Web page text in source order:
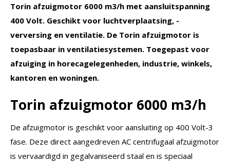
Torin afzuigmotor 6000 m3/h met aansluitspanning
400 Volt. Geschikt voor luchtverplaatsing, -
verversing en ventilatie. De Torin afzuigmotor is
toepasbaar in ventilatiesystemen. Toegepast voor
afzuiging in horecagelegenheden, industrie, winkels,
kantoren en woningen.
Torin afzuigmotor 6000 m3/h
De afzuigmotor is geschikt voor aansluiting op 400 Volt-3
fase. Deze direct aangedreven AC centrifugaal afzuigmotor
is vervaardigd in gegalvaniseerd staal en is speciaal